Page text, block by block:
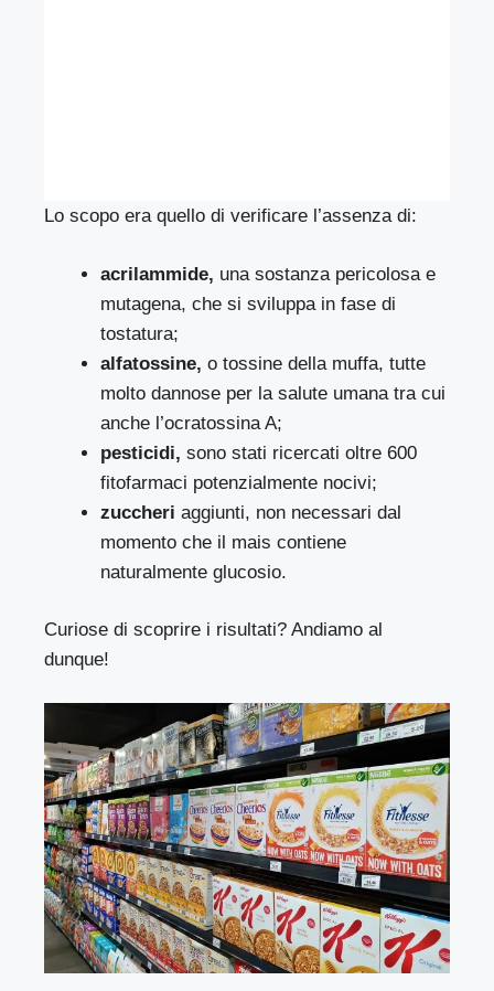
Lo scopo era quello di verificare l’assenza di:
acrilammide, una sostanza pericolosa e
mutagena, che si sviluppa in fase di
tostatura;
alfatossine, o tossine della muffa, tutte
molto dannose per la salute umana tra cui
anche l’ocratossina A;
pesticidi, sono stati ricercati oltre 600
fitofarmaci potenzialmente nocivi;
zuccheri aggiunti, non necessari dal
momento che il mais contiene
naturalmente glucosio.
Curiose di scoprire i risultati? Andiamo al
dunque!